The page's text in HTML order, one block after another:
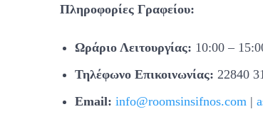
Πληροφορίες Γραφείου:
Ωράριο Λειτουργίας: 10:00 –
Τηλέφωνο Επικοινωνίας: 22840
Email: info@roomsinsifnos.com |